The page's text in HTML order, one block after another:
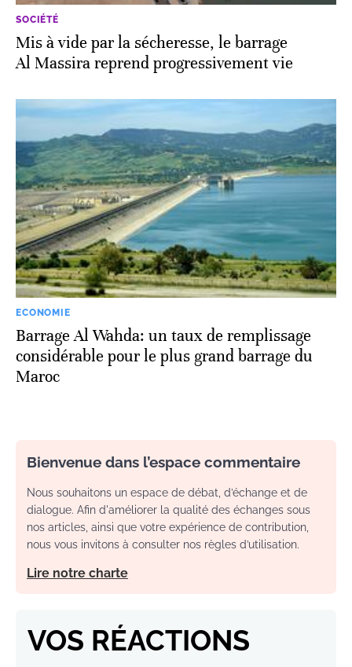
SOCIÉTÉ
Mis à vide par la sécheresse, le barrage
Al Massira reprend progressivement vie
ECONOMIE
Barrage Al Wahda: un taux de remplissage
considérable pour le plus grand barrage du
Maroc
Bienvenue dans l’espace commentaire
Nous souhaitons un espace de débat, d’échange et de
dialogue. Afin d'améliorer la qualité des échanges sous
nos articles, ainsi que votre expérience de contribution,
nous vous invitons à consulter nos règles d’utilisation.
Lire notre charte
VOS RÉACTIONS